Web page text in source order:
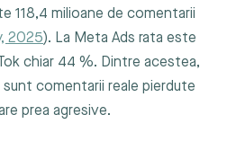
118,4 milioane de comentarii
2025). La Meta Ads rata este
chiar 44 %. Dintre acestea,
comentarii reale pierdute
prea agresive.